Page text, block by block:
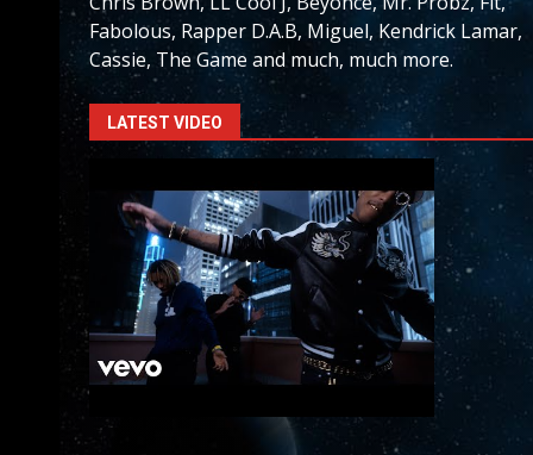
Fabolous, Rapper D.A.B, Miguel, Kendrick Lamar,
Cassie, The Game and much, much more.
LATEST VIDEO